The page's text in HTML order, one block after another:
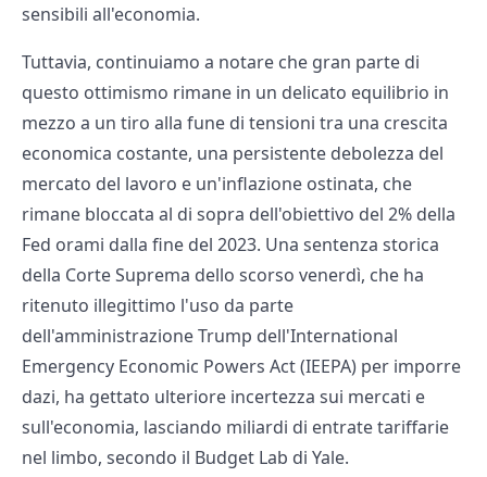
sensibili all'economia.
Tuttavia, continuiamo a notare che gran parte di
questo ottimismo rimane in un delicato equilibrio in
mezzo a un tiro alla fune di tensioni tra una crescita
economica costante, una persistente debolezza del
mercato del lavoro e un'inflazione ostinata, che
rimane bloccata al di sopra dell'obiettivo del 2% della
Fed orami dalla fine del 2023. Una sentenza storica
della Corte Suprema dello scorso venerdì, che ha
ritenuto illegittimo l'uso da parte
dell'amministrazione Trump dell'International
Emergency Economic Powers Act (IEEPA) per imporre
dazi, ha gettato ulteriore incertezza sui mercati e
sull'economia, lasciando miliardi di entrate tariffarie
nel limbo, secondo il Budget Lab di Yale.